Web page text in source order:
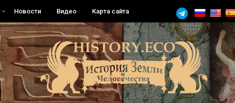
Новости Видео Карта сайта